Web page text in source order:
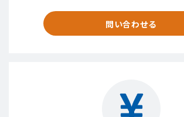
問い合わせる